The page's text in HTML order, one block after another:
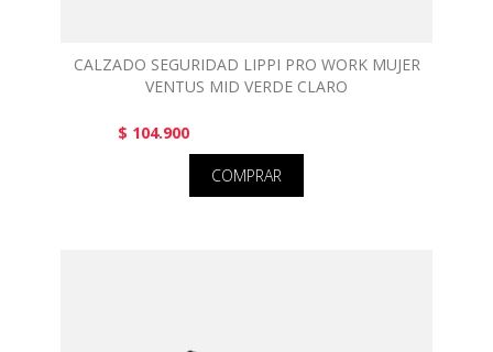
CALZADO SEGURIDAD LIPPI PRO WORK MUJER
VENTUS MID VERDE CLARO
$ 104.900
COMPRAR